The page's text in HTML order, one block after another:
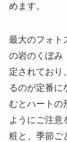
めます。
最大のフォト
の岩のくぼみ
定されており
るのが定番に
むとハートの
ようにご注意
粧と、季節ご